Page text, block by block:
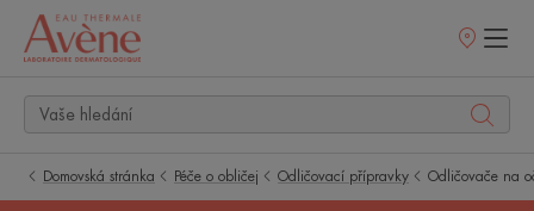
Prodejní
Domovská stránka Péče o obličej Odličovací přípravky Odličovače na